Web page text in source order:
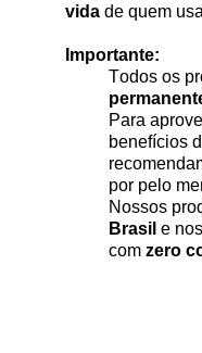
vida de quem
Importante:
Todos os
Para
benefícios
por pelo
Nossos
Brasil e
com zero